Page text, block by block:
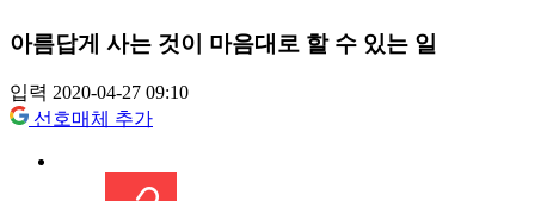
아름답게 사는 것이 마음대로 할 수 있는 일
입력 2020-04-27 09:10
선호매체 추가